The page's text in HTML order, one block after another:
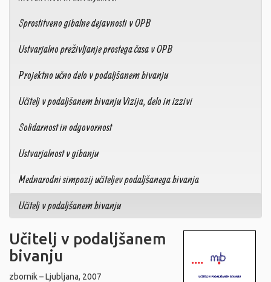
Sprostitveno gibalne dejavnosti v OPB
Ustvarjalno preživljanje prostega časa v OPB
Projektno učno delo v podaljšanem bivanju
Učitelj v podaljšanem bivanju Vizija, delo in izzivi
Solidarnost in odgovornost
Ustvarjalnost v gibanju
Mednarodni simpozij učiteljev podaljšanega bivanja
Učitelj v podaljšanem bivanju
Učitelj v podaljšanem
bivanju
zbornik – Ljubljana, 2007